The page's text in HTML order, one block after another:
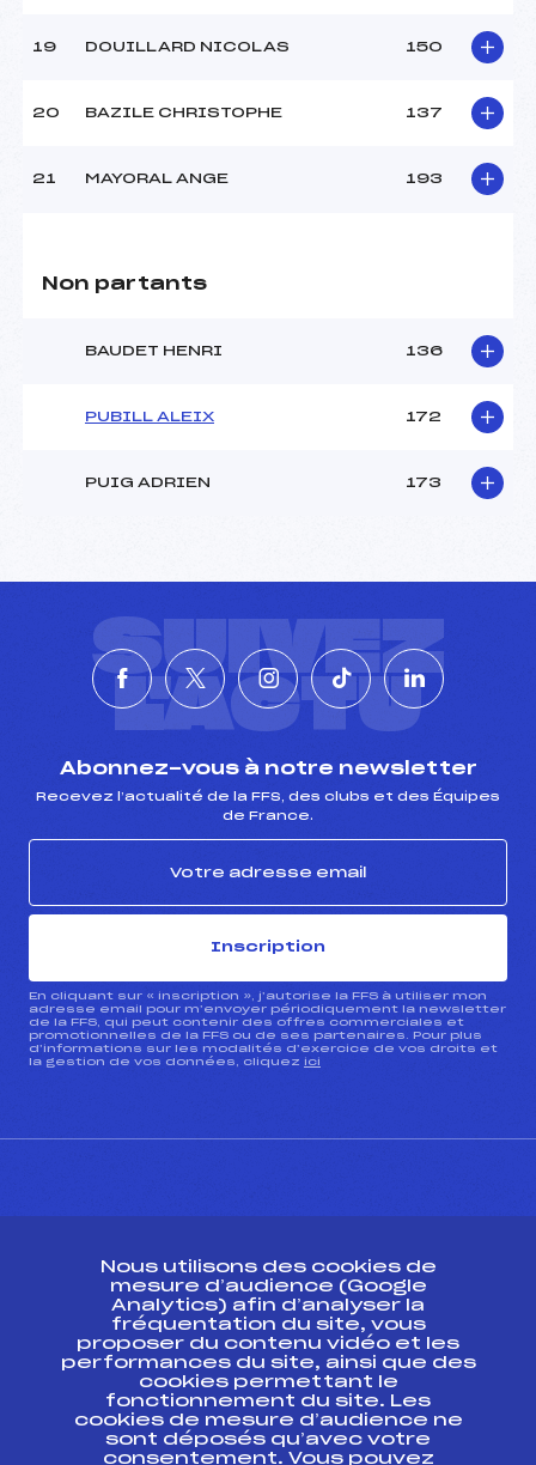
19 DOUILLARD NICOLAS 150
20 BAZILE CHRISTOPHE 137
21 MAYORAL ANGE 193
Non partants
BAUDET HENRI 136
PUBILL ALEIX 172
PUIG ADRIEN 173
SUIVEZ
L'ACTU
Abonnez-vous à notre newsletter
Recevez l’actualité de la FFS, des clubs et des Équipes
de France.
Inscription
En cliquant sur « inscription », j’autorise la FFS à utiliser mon
adresse email pour m’envoyer périodiquement la newsletter
de la FFS, qui peut contenir des offres commerciales et
promotionnelles de la FFS ou de ses partenaires. Pour plus
d’informations sur les modalités d’exercice de vos droits et
la gestion de vos données, cliquez ici
Ressources
Pass’Neige
Projet sportif fédéral
Projet de performance fédéral
Antidopage
Nous utilisons des cookies de
mesure d’audience (Google
Analytics) afin d’analyser la
fréquentation du site, vous
proposer du contenu vidéo et les
performances du site, ainsi que des
cookies permettant le
fonctionnement du site. Les
cookies de mesure d’audience ne
sont déposés qu’avec votre
consentement. Vous pouvez